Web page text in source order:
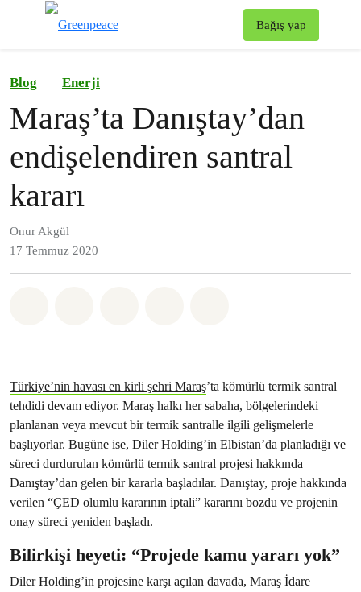
Bağış yap
Blog Enerji
Maraş’ta Danıştay’dan
endişelendiren santral
kararı
Onur Akgül
17 Temmuz 2020
Türkiye’nin havası en kirli şehri Maraş’ta kömürlü termik santral
tehdidi devam ediyor. Maraş halkı her sabaha, bölgelerindeki
planlanan veya mevcut bir termik santralle ilgili gelişmelerle
başlıyorlar. Bugüne ise, Diler Holding’in Elbistan’da planladığı ve
süreci durdurulan kömürlü termik santral projesi hakkında
Danıştay’dan gelen bir kararla başladılar. Danıştay, proje hakkında
verilen “ÇED olumlu kararının iptali” kararını bozdu ve projenin
onay süreci yeniden başladı.
Bilirkişi heyeti: “Projede kamu yararı yok”
Diler Holding’in projesine karşı açılan davada, Maraş İdare